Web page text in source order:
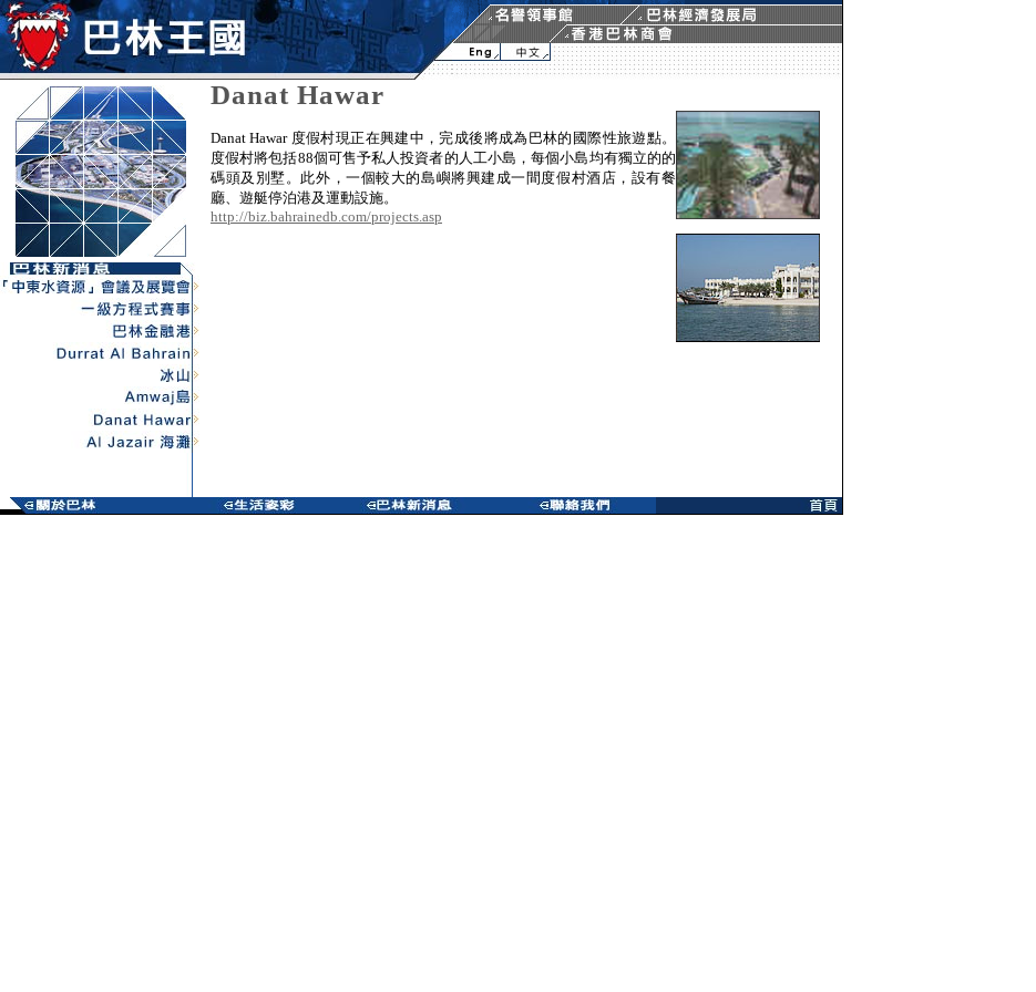
Danat Hawar
Danat Hawar 度假村現正在興建中，完成後將成為巴林的國際性旅遊點。
度假村將包括88個可售予私人投資者的人工小島，每個小島均有獨立的的
碼頭及別墅。此外，一個較大的島嶼將興建成一間度假村酒店，設有餐
廳、遊艇停泊港及運動設施。
http://biz.bahrainedb.com/projects.asp